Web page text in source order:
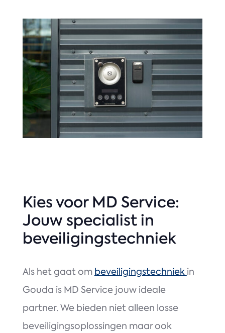
Kies voor MD Service:
Jouw specialist in
beveiligingstechniek
Als het gaat om beveiligingstechniek in
Gouda is MD Service jouw ideale
partner. We bieden niet alleen losse
beveiligingsoplossingen maar ook